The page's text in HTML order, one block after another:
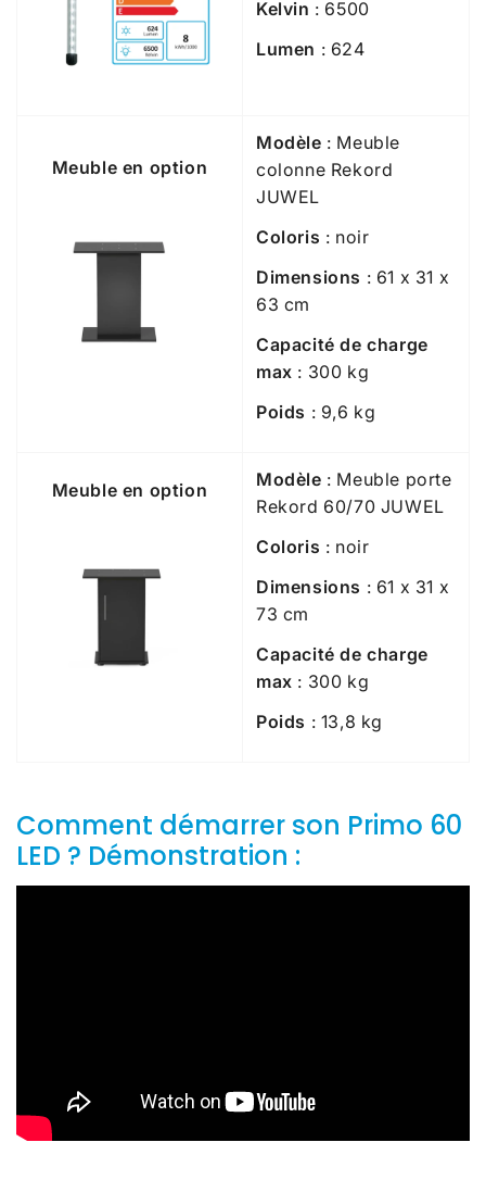
Kelvin : 6500
Lumen : 624
Meuble en option
Modèle : Meuble
colonne Rekord
JUWEL
Coloris : noir
Dimensions : 61 x 31 x
63 cm
Capacité de charge
max : 300 kg
Poids : 9,6 kg
Meuble en option Modèle : Meuble porte
Rekord 60/70 JUWEL
Coloris : noir
Dimensions : 61 x 31 x
73 cm
Capacité de charge
max : 300 kg
Poids : 13,8 kg
Comment démarrer son Primo 60
LED ? Démonstration :